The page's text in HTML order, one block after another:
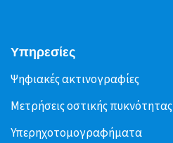
Υπηρεσίες
Ψηφιακές ακτινογραφίες
Μετρήσεις οστικής πυκνότητας
Υπερηχοτομογραφήματα